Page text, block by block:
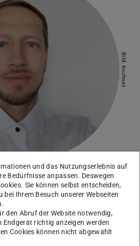
Bild: Kochnev
Versuche,
in der Geotechnik
und das Nutzungserlebnis auf
Bedürfnisse anpassen. Deswegen
Sie können selbst entscheiden,
bei Ihrem Besuch unserer Webseiten
den Abruf der Website notwendig,
Endgerät richtig anzeigen werden
Cookies können nicht abgewählt